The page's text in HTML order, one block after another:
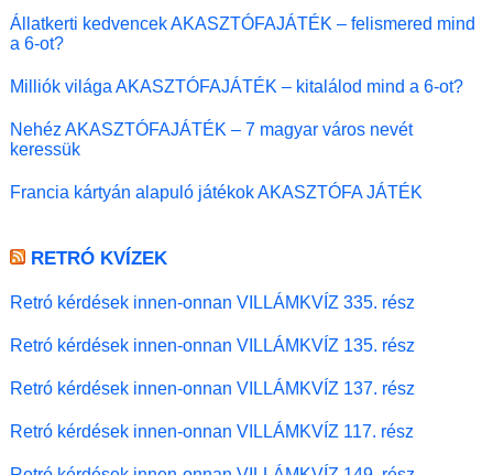
Állatkerti kedvencek AKASZTÓFAJÁTÉK – felismered mind
a 6-ot?
Milliók világa AKASZTÓFAJÁTÉK – kitalálod mind a 6-ot?
Nehéz AKASZTÓFAJÁTÉK – 7 magyar város nevét
keressük
Francia kártyán alapuló játékok AKASZTÓFA JÁTÉK
RETRÓ KVÍZEK
Retró kérdések innen-onnan VILLÁMKVÍZ 335. rész
Retró kérdések innen-onnan VILLÁMKVÍZ 135. rész
Retró kérdések innen-onnan VILLÁMKVÍZ 137. rész
Retró kérdések innen-onnan VILLÁMKVÍZ 117. rész